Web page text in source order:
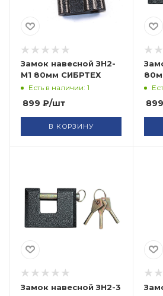
Замок навесной ЗН2-
М1 80мм СИБРТЕХ
Есть в наличии: 1
899 ₽/шт
В КОРЗИНУ
899
Замок навесной ЗН2-3